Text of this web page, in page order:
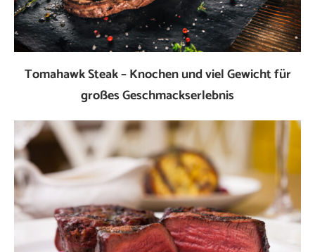
Tomahawk Steak – Knochen und viel Gewicht für
großes Geschmackserlebnis